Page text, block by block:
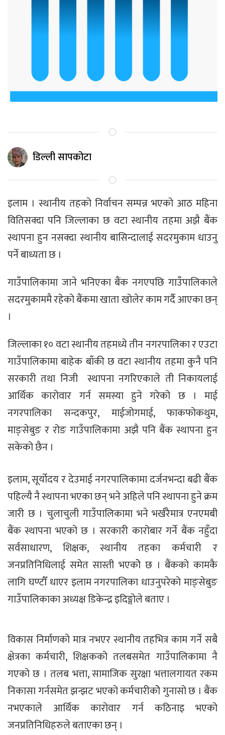
डिल्ली सापकोटा
इलाम । स्थानीय तहको निर्वाचन सम्पन्न भएको आठ महिना
वितिसक्दा पनि जिल्लाका छ वटा स्थानीय तहमा अझै बैंक
स्थापना हुन नसक्दा स्थानीय बासिन्दालाई सदरमुकाम धाउनु
पर्ने बाध्यता छ ।
गाउँपालिकामा जाने भनिएका बैंक नगएपछि गाउँपालिकाले
सदरमुकाममै रहेको बैंकमा खाता खोलेर काम गर्दै आएका छन्
।
जिल्लाका १० वटा स्थानीय तहमध्ये तीन नगरपालिका र एउटा
गाउँपालिकामा बाहेक बाँकी छ वटा स्थानीय तहमा कुनै पनि
सरकारी तथा निजी स्थापना नगरिएकाले ती निकायलाई
आर्थिक कारोवार गर्न समस्या हुने गरेको छ । माई
नगरपालिका सन्दकपुर, माईजोगमाई, फाकफोकथुम,
माङ्सेबुङ र रोङ गाउँपालिकामा अझै पनि बैंक स्थापना हुन
सकेको छैन ।
इलाम, सूर्योदय र देउमाई नगरपालिकामा दर्जनभन्दा बढी बैंक
पहिल्यै नै स्थापना भएका छन् भने अहिले पनि स्थापना हुने क्रम
जारी छ । चुलाचुली गाउँपालिकामा भने भर्खरैमात्र एनएमबी
बैंक स्थापना भएको छ । सरकारी कारोबार गर्ने बैंक नहुँदा
सर्वसाधारण, शिक्षक, स्थानीय तहका कर्मचारी र
जनप्रतिनिधिलाई समेत सास्ती भएकोे छ । बैंकको कामकै
लागि घण्टौँ धाएर इलाम नगरपालिका धाउनुपरेको माङ्सेबुङ
गाउँपालिकाका अध्यक्ष डिकेन्द्र इदिङ्गोले बताए ।
विकास निर्माणको मात्र नभएर स्थानीय तहभित्र काम गर्ने सबै
क्षेत्रका कर्मचारी, शिक्षकको तलबसमेत गाउँपालिकामा नै
गएको छ । तलब भत्ता, सामाजिक सुरक्षा भत्तालगायत रकम
निकासा गर्नसमेत झन्झट भएको कर्मचारीकोे गुनासो छ । बैंक
नभएकाले आर्थिक कारोवार गर्न कठिनाइ भएको
जनप्रतिनिधिहरुले बताएका छन् ।